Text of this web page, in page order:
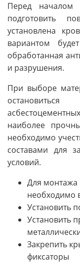
Перед началом
подготовить
установлена
вариантом
обработанная
и разрушения.
При выборе
наиболее
необходимо
составами для
условий.
Для монтажа
необходимо
Установить
Установить
Закрепить
фиксаторы